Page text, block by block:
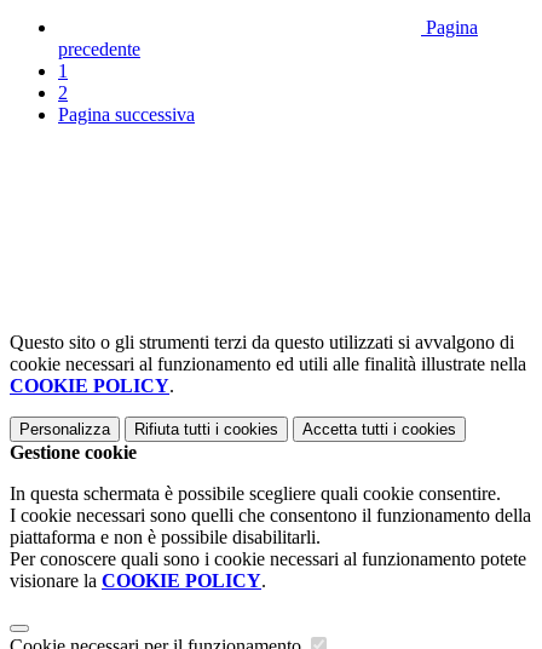
Pagina
precedente
1
2
Pagina successiva
Questo sito o gli strumenti terzi da questo utilizzati si avvalgono di
cookie necessari al funzionamento ed utili alle finalità illustrate nella
COOKIE POLICY.
Personalizza Rifiuta tutti i cookies Accetta tutti i cookies
Gestione cookie
In questa schermata è possibile scegliere quali cookie consentire.
I cookie necessari sono quelli che consentono il funzionamento della
piattaforma e non è possibile disabilitarli.
Per conoscere quali sono i cookie necessari al funzionamento potete
visionare la COOKIE POLICY.